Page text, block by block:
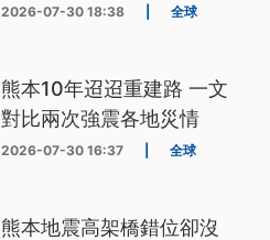
2026-07-30 18:38 全球
熊本10年迢迢重建路 一文
對比兩次強震各地災情
2026-07-30 16:37 全球
熊本地震高架橋錯位卻沒